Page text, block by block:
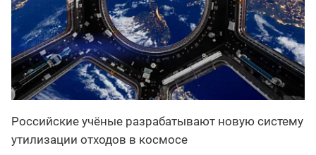
Российские учёные разрабатывают новую систему
утилизации отходов в космосе